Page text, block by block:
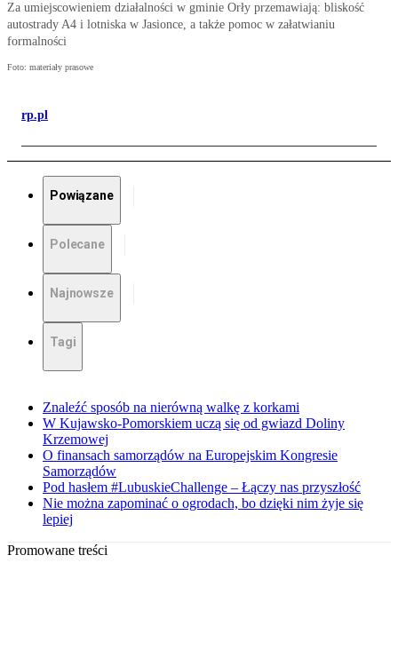
Za umiejscowieniem działalności w gminie Orły przemawiają: bliskość
autostrady A4 i lotniska w Jasionce, a także pomoc w załatwianiu
formalności
Foto: materiały prasowe
rp.pl
Powiązane
Polecane
Najnowsze
Tagi
Znaleźć sposób na nierówną walkę z korkami
W Kujawsko-Pomorskiem uczą się od gwiazd Doliny
Krzemowej
O finansach samorządów na Europejskim Kongresie
Samorządów
Pod hasłem #LubuskieChallenge – Łączy nas przyszłość
Nie można zapominać o ogrodach, bo dzięki nim żyje się
lepiej
Promowane treści